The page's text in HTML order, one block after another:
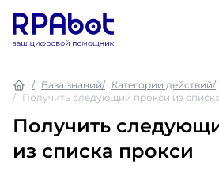
База знаний Категории действий
Получить следующий прокси из
Получить
из списка прокси